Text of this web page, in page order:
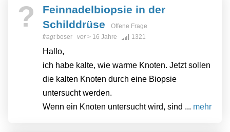
?
Feinnadelbiopsie in der
Schilddrüse
Offene Frage
fragt boser vor> 16 Jahre 1321
Hallo,
ich habe kalte, wie warme Knoten. Jetzt sollen
die kalten Knoten durch eine Biopsie
untersucht werden.
Wenn ein Knoten untersucht wird, sind ... mehr